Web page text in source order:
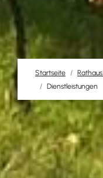
Startseite
Dienstleistungen